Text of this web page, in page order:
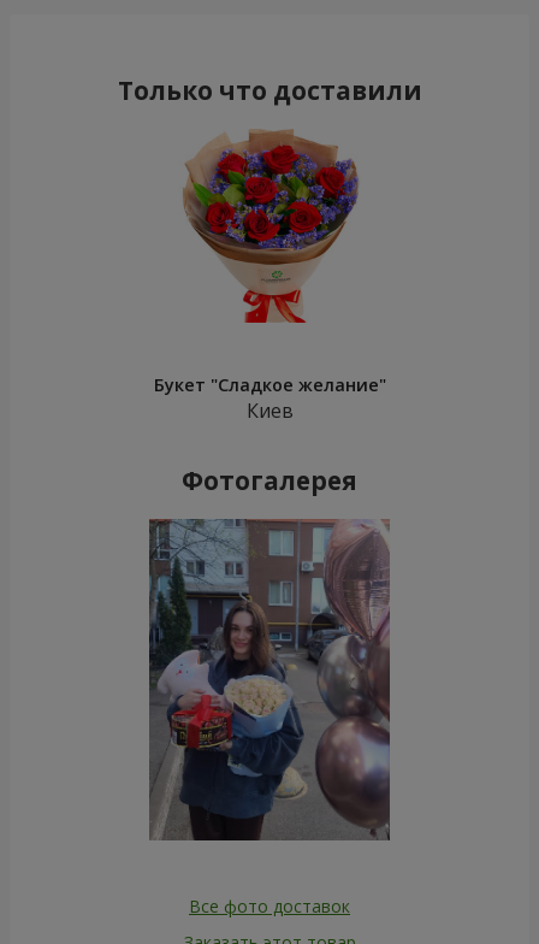
Только что доставили
Букет "Сладкое желание"
Киев
Фотогалерея
Все фото доставок